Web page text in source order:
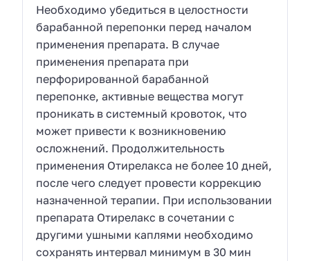
Необходимо убедиться в целостности
барабанной перепонки перед началом
применения препарата. В случае
применения препарата при
перфорированной барабанной
перепонке, активные вещества могут
проникать в системный кровоток, что
может привести к возникновению
осложнений. Продолжительность
применения Отирелакса не более 10 дней,
после чего следует провести коррекцию
назначенной терапии. При использовании
препарата Отирелакс в сочетании с
другими ушными каплями необходимо
сохранять интервал минимум в 30 мин